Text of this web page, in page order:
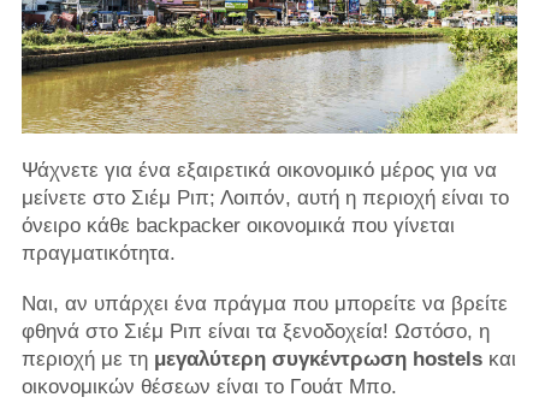
Ψάχνετε για ένα εξαιρετικά οικονομικό μέρος για να
μείνετε στο Σιέμ Ριπ; Λοιπόν, αυτή η περιοχή είναι το
όνειρο κάθε backpacker οικονομικά που γίνεται
πραγματικότητα.
Ναι, αν υπάρχει ένα πράγμα που μπορείτε να βρείτε
φθηνά στο Σιέμ Ριπ είναι τα ξενοδοχεία! Ωστόσο, η
περιοχή με τη μεγαλύτερη συγκέντρωση hostelsκαι
οικονομικών θέσεων είναι το Γουάτ Μπο.